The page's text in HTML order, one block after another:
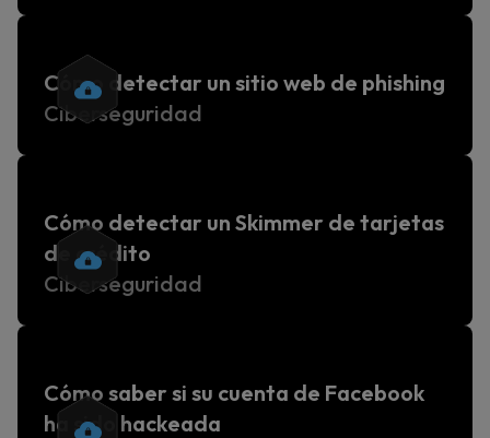
Cómo detectar un sitio web de phishing
Ciberseguridad
Cómo detectar un Skimmer de tarjetas
de crédito
Ciberseguridad
Cómo saber si su cuenta de Facebook
ha sido hackeada